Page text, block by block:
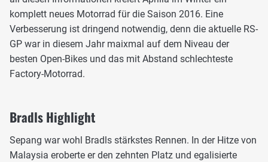
komplett neues Motorrad für die Saison 2016. Eine
Verbesserung ist dringend notwendig, denn die aktuelle RS-
GP war in diesem Jahr maixmal auf dem Niveau der
besten Open-Bikes und das mit Abstand schlechteste
Factory-Motorrad.
Bradls Highlight
Sepang war wohl Bradls stärkstes Rennen. In der Hitze von
Malaysia eroberte er den zehnten Platz und egalisierte